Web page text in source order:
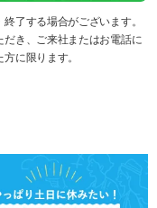
了する場合がございます。
き、ご来社またはお電話に
に限ります。